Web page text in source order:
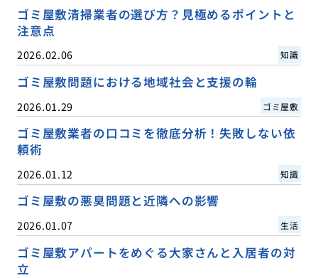
ゴミ屋敷清掃業者の選び方？見極めるポイントと
注意点
2026.02.06 知識
ゴミ屋敷問題における地域社会と支援の輪
2026.01.29 ゴミ屋敷
ゴミ屋敷業者の口コミを徹底分析！失敗しない依
頼術
2026.01.12 知識
ゴミ屋敷の悪臭問題と近隣への影響
2026.01.07 生活
ゴミ屋敷アパートをめぐる大家さんと入居者の対
立